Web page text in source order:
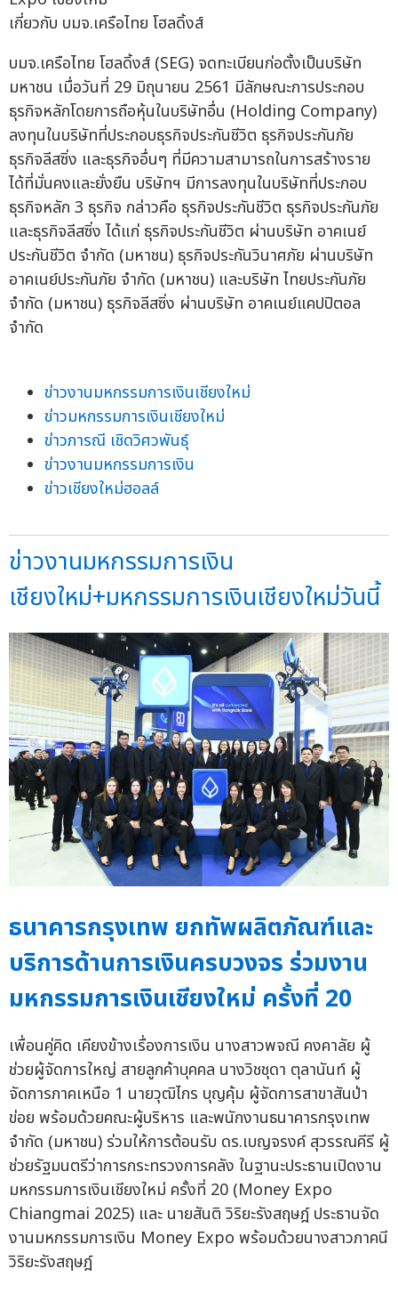
เกี่ยวกับ บมจ.เครือไทย โฮลดิ้งส์
บมจ.เครือไทย โฮลดิ้งส์ (SEG) จดทะเบียนก่อตั้งเป็นบริษัท
มหาชน เมื่อวันที่ 29 มิถุนายน 2561 มีลักษณะการประกอบ
ธุรกิจหลักโดยการถือหุ้นในบริษัทอื่น (Holding Company)
ลงทุนในบริษัทที่ประกอบธุรกิจประกันชีวิต ธุรกิจประกันภัย
ธุรกิจลีสซิ่ง และธุรกิจอื่นๆ ที่มีความสามารถในการสร้างราย
ได้ที่มั่นคงและยั่งยืน บริษัทฯ มีการลงทุนในบริษัทที่ประกอบ
ธุรกิจหลัก 3 ธุรกิจ กล่าวคือ ธุรกิจประกันชีวิต ธุรกิจประกันภัย
และธุรกิจลีสซิ่ง ได้แก่ ธุรกิจประกันชีวิต ผ่านบริษัท อาคเนย์
ประกันชีวิต จำกัด (มหาชน) ธุรกิจประกันวินาศภัย ผ่านบริษัท
อาคเนย์ประกันภัย จำกัด (มหาชน) และบริษัท ไทยประกันภัย
จำกัด (มหาชน) ธุรกิจลีสซิ่ง ผ่านบริษัท อาคเนย์แคปปิตอล
จำกัด
ข่าวงานมหกรรมการเงินเชียงใหม่
ข่าวมหกรรมการเงินเชียงใหม่
ข่าวภารณี เชิดวิศวพันธุ์
ข่าวงานมหกรรมการเงิน
ข่าวเชียงใหม่ฮอลล์
ข่าวงานมหกรรมการเงิน
เชียงใหม่+มหกรรมการเงินเชียงใหม่วันนี้
ธนาคารกรุงเทพ ยกทัพผลิตภัณฑ์และ
บริการด้านการเงินครบวงจร ร่วมงาน
มหกรรมการเงินเชียงใหม่ ครั้งที่ 20
เพื่อนคู่คิด เคียงข้างเรื่องการเงิน นางสาวพจณี คงคาลัย ผู้
ช่วยผู้จัดการใหญ่ สายลูกค้าบุคคล นางวิชชุดา ตุลานันท์ ผู้
จัดการภาคเหนือ 1 นายวุฒิไกร บุญคุ้ม ผู้จัดการสาขาสันป่า
ข่อย พร้อมด้วยคณะผู้บริหาร และพนักงานธนาคารกรุงเทพ
จำกัด (มหาชน) ร่วมให้การต้อนรับ ดร.เบญจรงค์ สุวรรณคีรี ผู้
ช่วยรัฐมนตรีว่าการกระทรวงการคลัง ในฐานะประธานเปิดงาน
มหกรรมการเงินเชียงใหม่ ครั้งที่ 20 (Money Expo
Chiangmai 2025) และ นายสันติ วิริยะรังสฤษฎ์ ประธานจัด
งานมหกรรมการเงิน Money Expo พร้อมด้วยนางสาวภาคนี
วิริยะรังสฤษฎ์